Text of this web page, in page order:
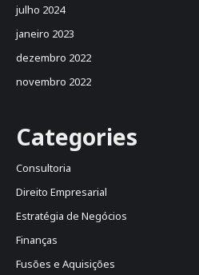
julho 2024
janeiro 2023
dezembro 2022
novembro 2022
Categories
Consultoria
Direito Empresarial
Estratégia de Negócios
Finanças
Fusões e Aquisições